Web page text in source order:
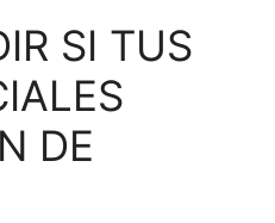
SI TUS
DE